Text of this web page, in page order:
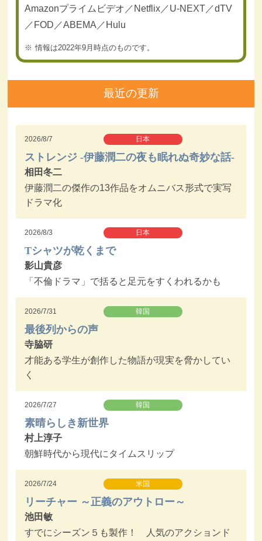
Amazonプライムビデオ／Netflix／U-NEXT／dTV
／FOD／ABEMA／Hulu
情報は2022年9月時点のものです。
最近の更新
2026/8/7 日本
ストレンジ -伊藤潤二の夜も眠れぬ奇妙な話-
相田冬二
伊藤潤二の傑作の13作品をオムニバス形式で実写
ドラマ化
2026/8/3 日本
Tシャツが乾くまで
影山貴彦
「不倫ドラマ」で括ると足元をすくわれるかも
2026/7/31 韓国
最後列からの声
寺脇研
才能ある学生が創作した物語が現実を脅かしてい
く
2026/7/27 韓国
素晴らしき新世界
村上淳子
朝鮮時代から現代にタイムスリップ
2026/7/24 米国
リーチャー ～正義のアウトロー～
池田敏
すでにシーズン５も製作！ 人気のアクションド